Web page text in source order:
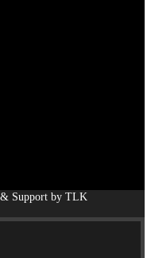
Support by TLK